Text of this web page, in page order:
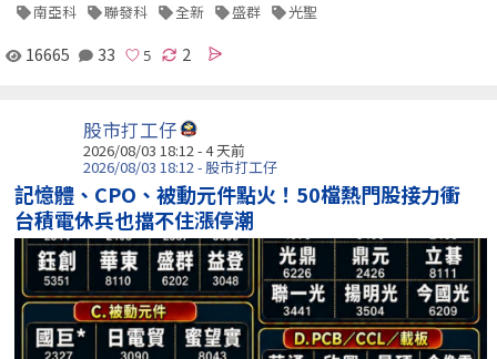
南亞科 聯發科 全新 盛群 光聖
16665 33 2
股市打工仔
2026/08/03 18:12 - 4 天前
2026/08/03 18:12 - 股市打工仔
記憶體、CPO、被動元件點火！50檔熱門股接力衝
台積電休兵也擋不住漲停潮